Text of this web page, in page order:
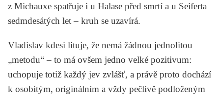
z Michauxe spatřuje i u Halase před smrtí a u Seiferta
sedmdesátých let – kruh se uzavírá.
Vladislav kdesi lituje, že nemá žádnou jednolitou
„metodu“ – to má ovšem jedno velké pozitivum:
uchopuje totiž každý jev zvlášť, a právě proto dochází
k osobitým, originálním a vždy pečlivě podloženým